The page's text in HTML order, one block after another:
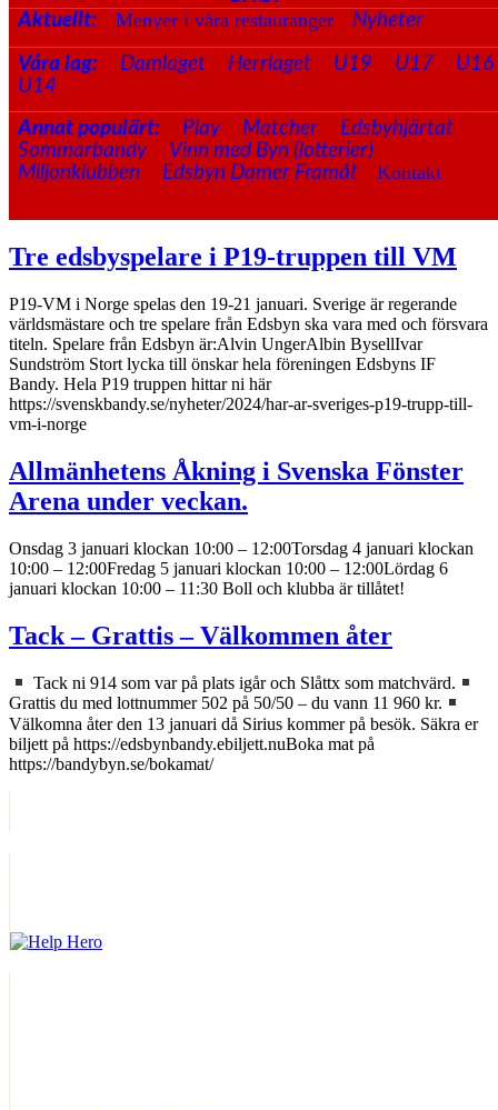
Aktuellt: Menyer i våra restauranger Nyheter
Våra lag: Damlaget Herrlaget U19 U17
U16
U14
Annat populärt:
Play Matcher
Edsbyhjärtat
Sommarbandy
Vinn med Byn (lotterier)
Miljonklubben
Edsbyn Damer Framåt Kontakt
Tre edsbyspelare i P19-truppen till VM
P19-VM i Norge spelas den 19-21 januari. Sverige är regerande
världsmästare och tre spelare från Edsbyn ska vara med och försvara
titeln. Spelare från Edsbyn är:Alvin UngerAlbin BysellIvar
Sundström Stort lycka till önskar hela föreningen Edsbyns IF
Bandy. Hela P19 truppen hittar ni här
https://svenskbandy.se/nyheter/2024/har-ar-sveriges-p19-trupp-till-
vm-i-norge
Allmänhetens Åkning i Svenska Fönster
Arena under veckan.
Onsdag 3 januari klockan 10:00 – 12:00Torsdag 4 januari klockan
10:00 – 12:00Fredag 5 januari klockan 10:00 – 12:00Lördag 6
januari klockan 10:00 – 11:30 Boll och klubba är tillåtet!
Tack – Grattis – Välkommen åter
Tack ni 914 som var på plats igår och Slåttx som matchvärd.
Grattis du med lottnummer 502 på 50/50 – du vann 11 960 kr.
Välkomna åter den 13 januari då Sirius kommer på besök. Säkra er
biljett på https://edsbynbandy.ebiljett.nuBoka mat på
https://bandybyn.se/bokamat/